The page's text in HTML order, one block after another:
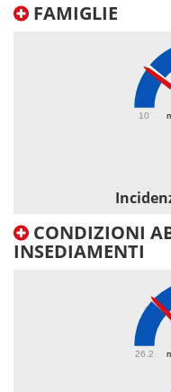
FAMIGLIE
10
CONDIZIONI
INSEDIAMENTI
26.2